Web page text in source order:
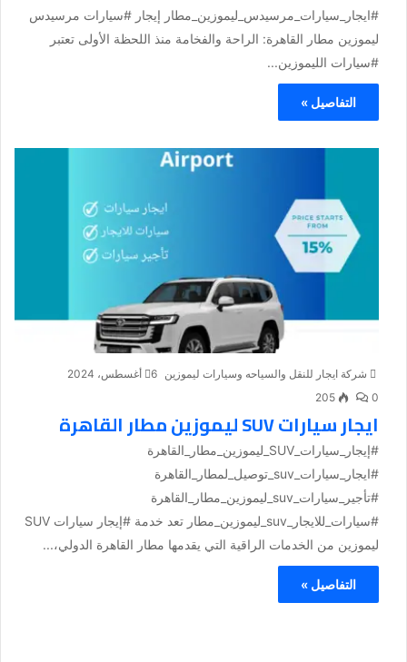
#ايجار_سيارات_مرسيدس_ليموزين_مطار إيجار #سيارات مرسيدس
ليموزين مطار القاهرة: الراحة والفخامة منذ اللحظة الأولى تعتبر
#سيارات الليموزين...
التفاصيل »
شركة ايجار للنقل والسياحه وسيارات ليموزين 6 أغسطس، 2024
0
205
ايجار سيارات SUV ليموزين مطار القاهرة
#إيجار_سيارات_SUV_ليموزين_مطار_القاهرة
#ايجار_سيارات_suv_توصيل_لمطار_القاهرة
#تأجير_سيارات_suv_ليموزين_مطار_القاهرة
#سيارات_للايجار_suv_ليموزين_مطار تعد خدمة #إيجار سيارات SUV
ليموزين من الخدمات الراقية التي يقدمها مطار القاهرة الدولي،...
التفاصيل »